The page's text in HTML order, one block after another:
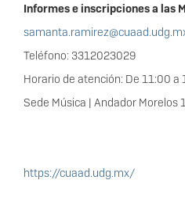
Informes e inscripciones a las
Teléfono: 3312023029
Horario de atención: De 11:00 a
Sede Música | Andador Morelos
https://cuaad.udg.mx/